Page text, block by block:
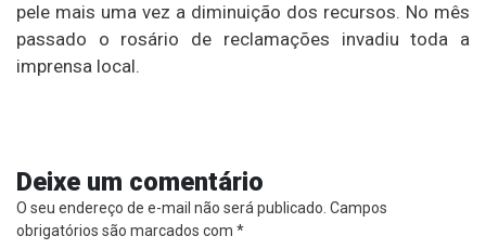
pele mais uma vez a diminuição dos recursos. No mês
passado o rosário de reclamações invadiu toda a
imprensa local.
Deixe um comentário
O seu endereço de e-mail não será publicado. Campos
obrigatórios são marcados com *